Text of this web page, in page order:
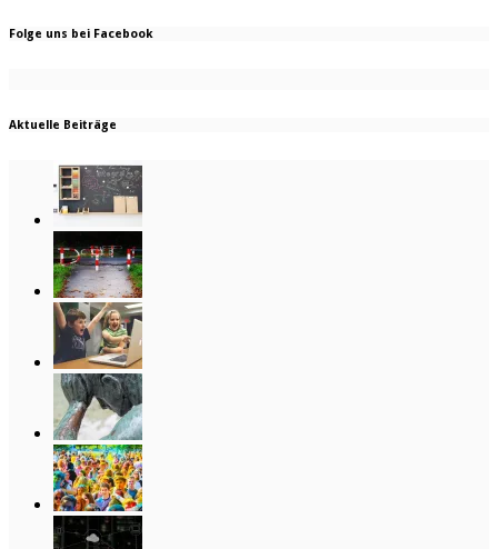
Folge uns bei Facebook
Aktuelle Beiträge